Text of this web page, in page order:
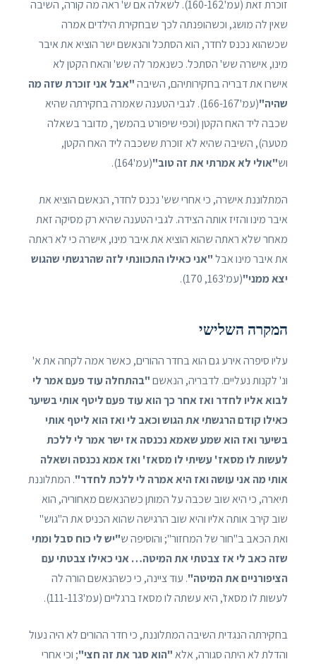
זוכרת זאת (עמ'160-162). לשאלה אם ש' ראה מה קורה, השיבה
שאין לה מושג, וכשהופנתה לכך שבחקירת הילדים אמרה
שכשהוא נכנס לחדר, הוא הסתכל והנאשם ישר הוציא את איבר
מינו, אישרה שש' הסתכל. כשנאמר לה שש' והאח הקטן לא
אישרו את דבריה בחקירותיהם, השיבה"אבל אני זוכרת שזה מה
שהיה"
(עמ'166-167). לגבי הטענה שאמרה בחקירתה שהיא
שכבה ליד האח הקטן (וכפי שיפורט בהמשך, מדובר בשאלה
מטעה), השיבה שהיא לא זוכרת ששכבה ליד האח הקטן,
וש"אולי לא אמרתי את זה טוב"(עמ'164).
המתלוננת אישרה, כי אחרי שש' נכנס לחדר, הנאשם הוציא את
איבר מינו והזיז אותה הצידה. לגבי הטענה שהיא רק מסיקה זאת
מאחר שלא ראתה שהוא הוציא את איבר מינו, אישרה כי לא ראתה
את איבר מינו אבל"אני כאילו התכוונתי לזה שהרגשתי שהגוש
יצא ממני"(עמ'163, 170).
המקרה השלישי
עליו סיפרה אירע גם הוא בחדר ההורים, כאשר אמה לקחה את א'
ונ' לקנות נעליים. לדבריה, הנאשם"בהתחלה עוד פעם אמר לי
לבוא אליו לחדר ואז אחר כך הוא עוד פעם ליטף אותי בשיער
כאילו קודם הרגשתי את הגוש וכאב לי ואז הוא ליטף אותי
בשיער ואז הוא שמע שאמא נכנסה אז ישר אמר לי ללכת
לעשות לו מסאז' עשיתי לו מסאז' ואז אמא נכנסה ושאלה
אותי מה אני עושה ואז היא אמרה לי ללכת לחדר". המתלוננת
תיארה, כי היא שוב שכבה על המותן כשהנאשם מאחוריה, הוא
שוב קירב אותה אליו והיא שוב הרגישה שהוא הכניס את ה"גוש"
ואת הכאב ב"חור של המחזור"; והוסיפה ש"יש לי כוח סבל ומתי
שזה כאב לי אז צבטתי את המיטה… אני כאילו צבטתי עם
הציפורניים את המיטה". עוד ציינה, כי כשהנאשם הורה לה
לעשות לו מסאז', היא עשתה לו מסאז ברגליים (עמ'111-113).
בחקירתה הנגדית השיבה המתלוננת, כי חדר ההורים לא היה נעול
והדלת לא היתה סגורה, אלא"הוא סגר את זה חצי"; וכי אחרי